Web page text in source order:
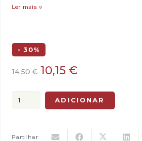
Ler mais
- 30%
14,50€ O
original
era:
10,15 €
atual
é:
Quantidade
de
ADICIONAR
Partilhar: